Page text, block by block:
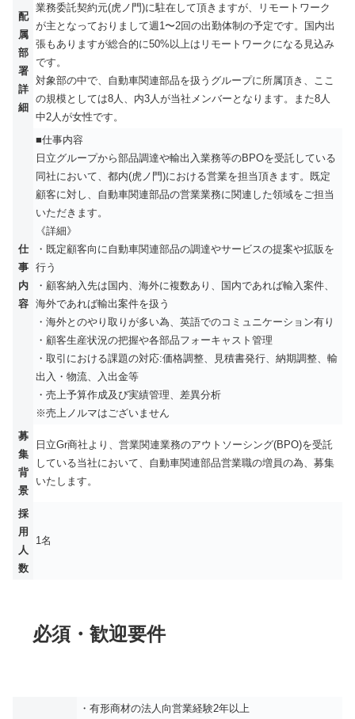
配
属
部
署
詳
細
業務委託契約元(虎ノ門)に駐在して頂きますが、リモートワーク
が主となっておりまして週1〜2回の出勤体制の予定です。国内出
張もありますが総合的に50%以上はリモートワークになる見込み
です。
対象部の中で、自動車関連部品を扱うグループに所属頂き、ここ
の規模としては8人、内3人が当社メンバーとなります。また8人
中2人が女性です。
仕
事
内
容
■仕事内容
日立グループから部品調達や輸出入業務等のBPOを受託している
同社において、都内(虎ノ門)における営業を担当頂きます。既定
顧客に対し、自動車関連部品の営業業務に関連した領域をご担当
いただきます。
《詳細》
・既定顧客向に自動車関連部品の調達やサービスの提案や拡販を
行う
・顧客納入先は国内、海外に複数あり、国内であれば輸入案件、
海外であれば輸出案件を扱う
・海外とのやり取りが多い為、英語でのコミュニケーション有り
・顧客生産状況の把握や各部品フォーキャスト管理
・取引における課題の対応:価格調整、見積書発行、納期調整、輸
出入・物流、入出金等
・売上予算作成及び実績管理、差異分析
※売上ノルマはございません
募
集
背
景
日立Gr商社より、営業関連業務のアウトソーシング(BPO)を受託
している当社において、自動車関連部品営業職の増員の為、募集
いたします。
採
用
人
数
1名
必須・歓迎要件
・有形商材の法人向営業経験2年以上